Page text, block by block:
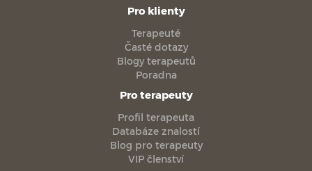
Pro klienty
Terapeuté
Časté dotazy
Blogy terapeutů
Poradna
Pro terapeuty
Profil terapeuta
Databáze znalostí
Blog pro terapeuty
VIP členství